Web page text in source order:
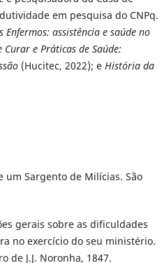
em pesquisa do CNPq.
Enfermos: assistência e saúde no
Curar e Práticas de Saúde:
(Hucitec, 2022); e História da
um Sargento de Milícias. São
gerais sobre as dificuldades
no exercício do seu ministério.
de J.J. Noronha, 1847.